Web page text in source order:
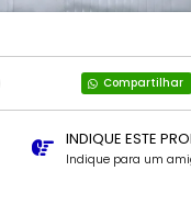
Compartilhar
INDIQUE ESTE
Indique para um